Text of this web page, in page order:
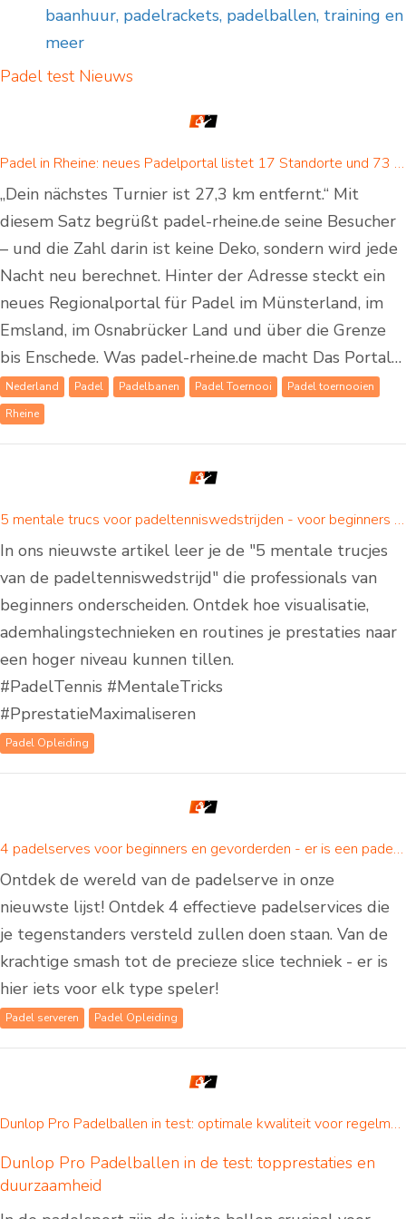
baanhuur, padelrackets, padelballen, training en
meer
Padel testNieuws
Padel in Rheine: neues Padelportal listet 17 Standorte und 73 Padel-Courts in Rheine und Umgebung
„Dein nächstes Turnier ist 27,3 km entfernt.“ Mit
diesem Satz begrüßt padel-rheine.de seine Besucher
– und die Zahl darin ist keine Deko, sondern wird jede
Nacht neu berechnet. Hinter der Adresse steckt ein
neues Regionalportal für Padel im Münsterland, im
Emsland, im Osnabrücker Land und über die Grenze
bis Enschede. Was padel-rheine.de macht Das Portal…
Nederland Padel Padelbanen Padel Toernooi
Padel toernooien
Rheine
5 mentale trucs voor padeltenniswedstrijden - voor beginners en gevorderden
In ons nieuwste artikel leer je de "5 mentale trucjes
van de padeltenniswedstrijd" die professionals van
beginners onderscheiden. Ontdek hoe visualisatie,
ademhalingstechnieken en routines je prestaties naar
een hoger niveau kunnen tillen.
#PadelTennis #MentaleTricks
#PprestatieMaximaliseren
Padel Opleiding
4 padelserves voor beginners en gevorderden - er is een padelserve voor iedereen!
Ontdek de wereld van de padelserve in onze
nieuwste lijst! Ontdek 4 effectieve padelservices die
je tegenstanders versteld zullen doen staan. Van de
krachtige smash tot de precieze slice techniek - er is
hier iets voor elk type speler!
Padel serveren Padel Opleiding
Dunlop Pro Padelballen in test: optimale kwaliteit voor regelmatige padelspelers
Dunlop Pro Padelballen in de test: topprestaties en
duurzaamheid